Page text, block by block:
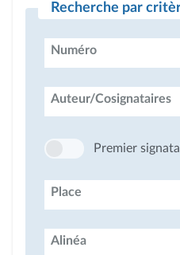
Recherche par
Numéro
Auteur/Cosignataires
Premier
Place
Alinéa